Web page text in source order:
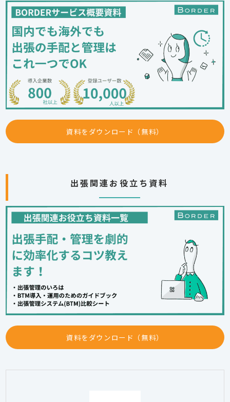
資料をダウンロード（無料）
出張関連お役立ち資料
資料をダウンロード（無料）